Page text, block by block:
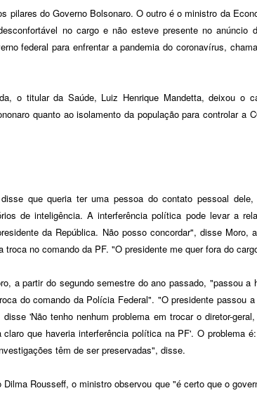
pilares do Governo Bolsonaro. O outro é o ministro da
no cargo e não esteve presente no anúncio
federal para enfrentar a pandemia do coronavírus,
o titular da Saúde, Luiz Henrique Mandetta, deixou o
quanto ao isolamento da população para controlar a
que queria ter uma pessoa do contato pessoal
de inteligência. A interferência política pode levar a
da República. Não posso concordar", disse Moro,
troca no comando da PF. "O presidente me quer fora do
a partir do segundo semestre do ano passado, "passou a
do comando da Polícia Federal". "O presidente passou
disse 'Não tenho nenhum problema em trocar o diretor-
que haveria interferência política na PF'. O problema
têm de ser preservadas", disse.
Dilma Rousseff, o ministro observou que "é certo que o